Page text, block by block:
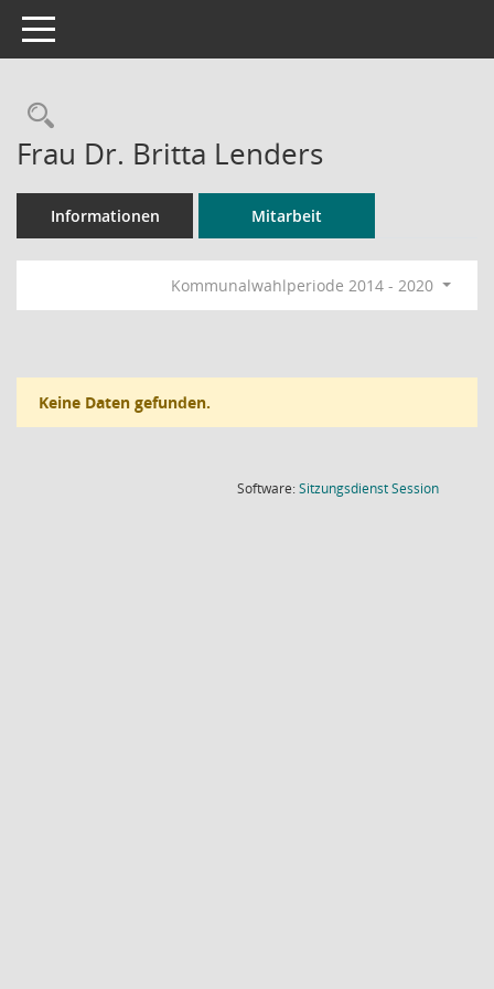
Toggle navigation
Rechercheauswahl
Frau Dr. Britta Lenders
Informationen Mitarbeit
Kommunalwahlperiode 2014 - 2020
Keine Daten gefunden.
Software:SitzungsdienstSession(Wird in